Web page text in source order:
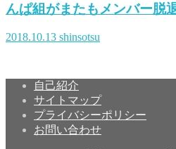
んぱ組がまたもメンバー脱
2018.10.13 shinsotsu
自己紹介
サイトマップ
プライバシーポリシー
お問い合わせ